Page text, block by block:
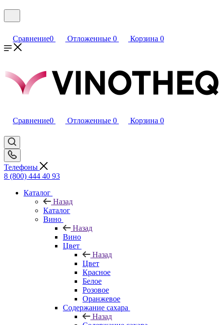
Сравнение0 Отложенные 0 Корзина 0
Сравнение0 Отложенные 0 Корзина 0
Телефоны
8 (800) 444 40 93
Каталог
Назад
Каталог
Вино
Назад
Вино
Цвет
Назад
Цвет
Красное
Белое
Розовое
Оранжевое
Содержание сахара
Назад